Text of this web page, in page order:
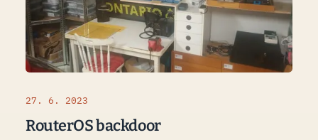
27. 6. 2023
RouterOS backdoor